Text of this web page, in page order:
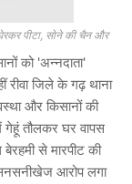
पीटा, सोने की चैन और
को 'अन्नदाता'
रीवा जिले के गढ़ थाना
और किसानों की
गेहूं तौलकर घर वापस
से मारपीट की
आरोप लगा